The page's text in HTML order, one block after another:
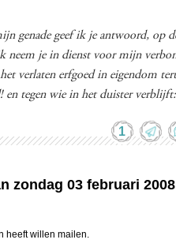
genade geef ik je antwoord, op
neem je in dienst voor mijn
verlaten erfgoed in eigendom
en tegen wie in het duister
1
zondag 03 februari
heeft willen mailen.